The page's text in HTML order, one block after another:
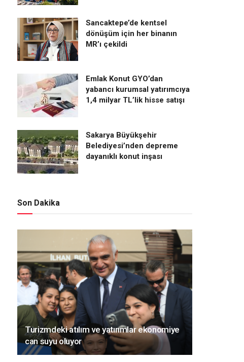
Sancaktepe’de kentsel
dönüşüm için her binanın
MR’ı çekildi
Emlak Konut GYO’dan
yabancı kurumsal yatırımcıya
1,4 milyar TL’lik hisse satışı
Sakarya Büyükşehir
Belediyesi’nden depreme
dayanıklı konut inşası
Son Dakika
Turizmdeki atılım ve yatırımlar ekonomiye
can suyu oluyor